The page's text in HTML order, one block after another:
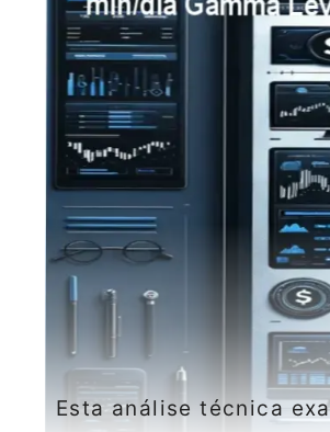
Esta análise técnica